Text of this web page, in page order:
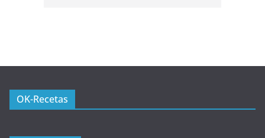
OK-Recetas